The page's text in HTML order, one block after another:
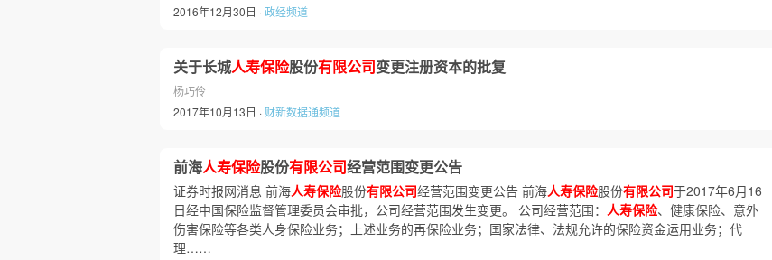
2016年12月30日 ·政经频道
关于长城人寿保险股份有限公司变更注册资本的批复
杨巧伶
2017年10月13日 · 财新数据通频道
前海人寿保险股份有限公司经营范围变更公告
证券时报网消息 前海人寿保险股份有限公司经营范围变更公告 前海人寿保险股份有限公司于2017年6月16
日经中国保险监督管理委员会审批，公司经营范围发生变更。 公司经营范围： 人寿保险、健康保险、意外
伤害保险等各类人身保险业务；上述业务的再保险业务；国家法律、法规允许的保险资金运用业务；代
理……